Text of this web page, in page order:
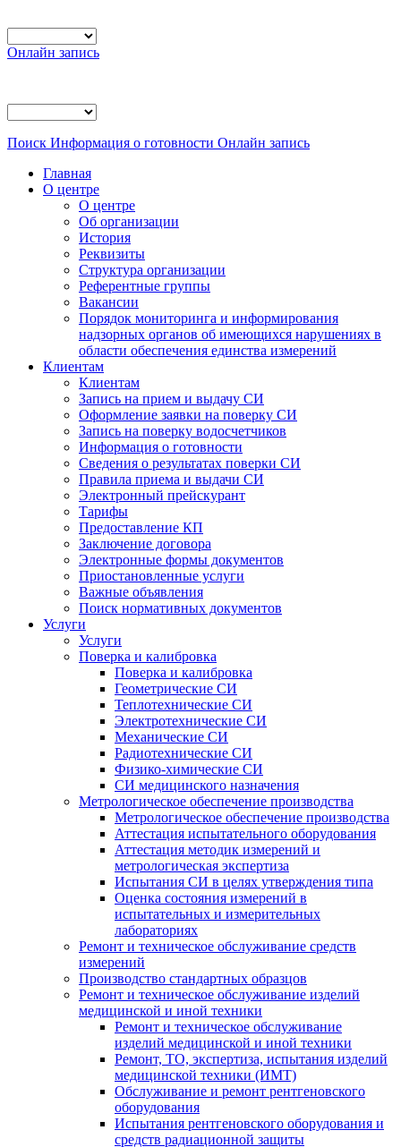
Онлайн запись
Поиск Информация о готовности Онлайн запись
Главная
О центре
О центре
Об организации
История
Реквизиты
Структура организации
Референтные группы
Вакансии
Порядок мониторинга и информирования
надзорных органов об имеющихся нарушениях в
области обеспечения единства измерений
Клиентам
Клиентам
Запись на прием и выдачу СИ
Оформление заявки на поверку СИ
Запись на поверку водосчетчиков
Информация о готовности
Сведения о результатах поверки СИ
Правила приема и выдачи СИ
Электронный прейскурант
Тарифы
Предоставление КП
Заключение договора
Электронные формы документов
Приостановленные услуги
Важные объявления
Поиск нормативных документов
Услуги
Услуги
Поверка и калибровка
Поверка и калибровка
Геометрические СИ
Теплотехнические СИ
Электротехнические СИ
Механические СИ
Радиотехнические СИ
Физико-химические СИ
СИ медицинского назначения
Метрологическое обеспечение производства
Метрологическое обеспечение производства
Аттестация испытательного оборудования
Аттестация методик измерений и
метрологическая экспертиза
Испытания СИ в целях утверждения типа
Оценка состояния измерений в
испытательных и измерительных
лабораториях
Ремонт и техническое обслуживание средств
измерений
Производство стандартных образцов
Ремонт и техническое обслуживание изделий
медицинской и иной техники
Ремонт и техническое обслуживание
изделий медицинской и иной техники
Ремонт, ТО, экспертиза, испытания изделий
медицинской техники (ИМТ)
Обслуживание и ремонт рентгеновского
оборудования
Испытания рентгеновского оборудования и
средств радиационной защиты